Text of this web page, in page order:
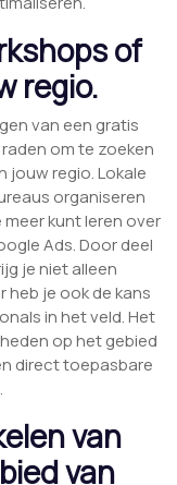
of
regio.
van een gratis
om te zoeken
jouw regio. Lokale
organiseren
kunt leren over
Ads. Door deel
je niet alleen
heb je ook de kans
in het veld. Het
op het gebied
direct toepasbare
van
van